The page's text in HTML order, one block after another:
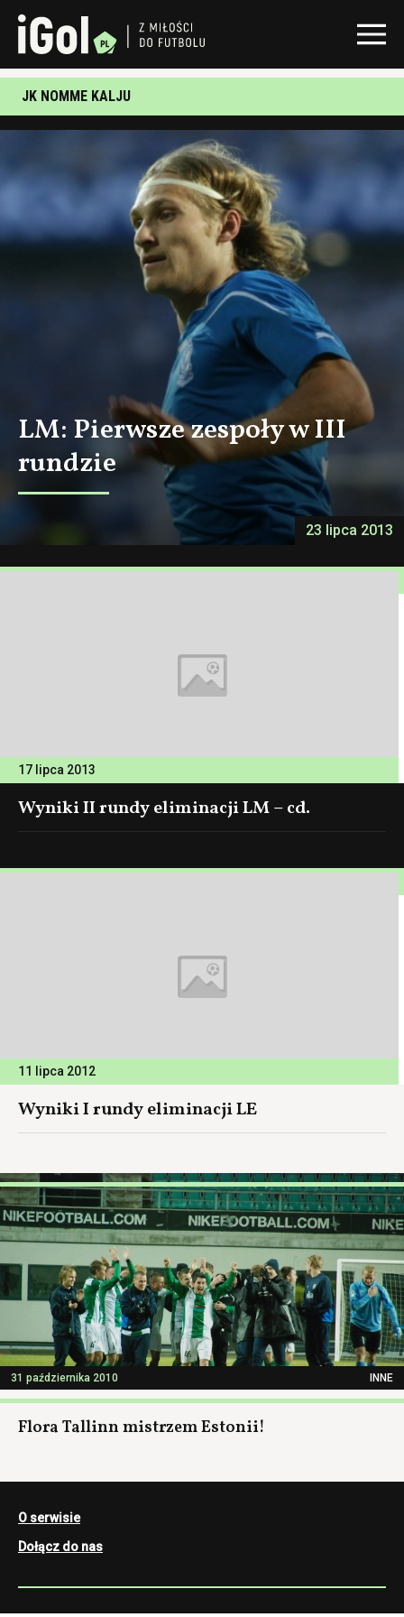
JK NOMME KALJU
23 lipca 2013
LM: Pierwsze zespoły w III
rundzie
17 lipca 2013
Wyniki II rundy eliminacji LM – cd.
11 lipca 2012
Wyniki I rundy eliminacji LE
31 października 2010 INNE
Flora Tallinn mistrzem Estonii!
O serwisie
Dołącz do nas